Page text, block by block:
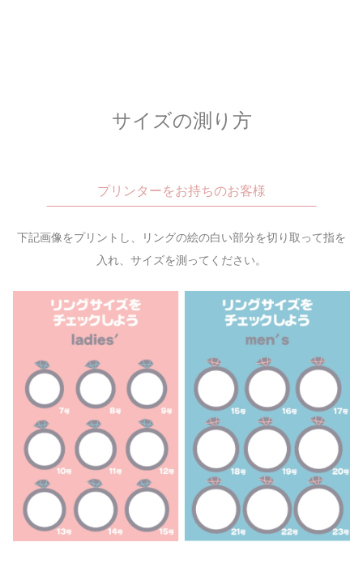
サイズの測り方
プリンターをお持ちのお客様
下記画像をプリントし、リングの絵の白い部分を切り取って指を
入れ、サイズを測ってください。